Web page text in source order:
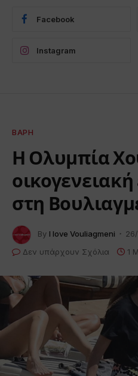
Facebook
Instagram
ΒΆΡΗ
Η Ολυμπία
στη
By I love Vouliagmeni
Δεν υπάρχουν Σχόλια
1